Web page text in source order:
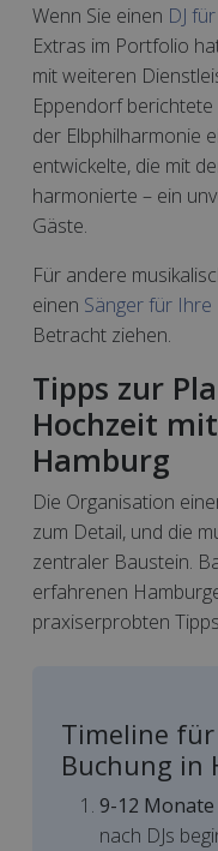
Wenn Sie einen DJ
Extras im Portfolio
mit weiteren
Eppendorf
der Elbphilharmonie
entwickelte, die mit
harmonierte – ein
Gäste.
Für andere
einen Sänger für
Betracht ziehen.
Tipps zur
Hochzeit
Hamburg
Die Organisation
zum Detail, und die
zentraler Baustein.
erfahrenen
praxiserprobten
Timeline für
Buchung in
9-12
nach DJs